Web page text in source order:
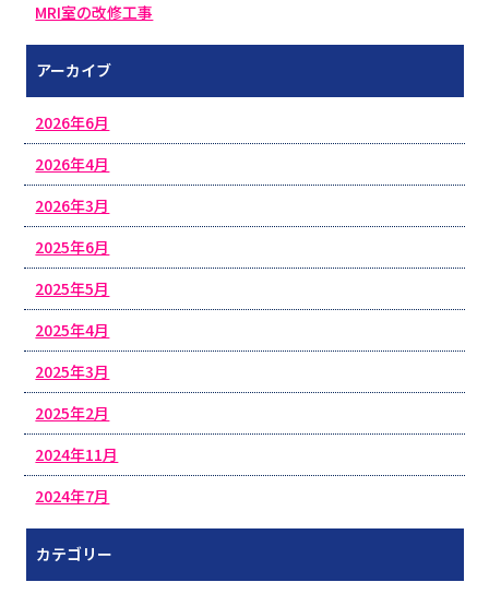
MRI室の改修工事
アーカイブ
2026年6月
2026年4月
2026年3月
2025年6月
2025年5月
2025年4月
2025年3月
2025年2月
2024年11月
2024年7月
カテゴリー